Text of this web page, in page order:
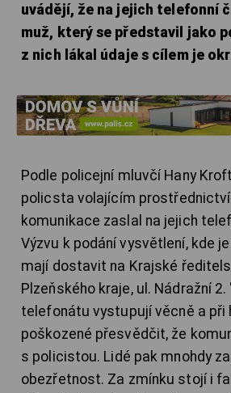
uvádějí, že na jejich telefonní
muž, který se představil jako
z nich lákal údaje s cílem je
Podle policejní mluvčí Hany
policsta volajícím
komunikace zaslal na jejich
Výzvu k podání vysvětlení, kde
mají dostavit na Krajské
Plzeňského kraje, ul. Nádražní
telefonátu vystupují věcně a při
poškozené přesvědčit, že
s policistou. Lidé pak mnohdy
obezřetnost. Za zmínku stojí i